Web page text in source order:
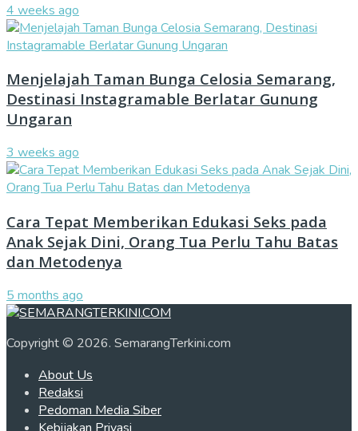
4 weeks ago
Menjelajah Taman Bunga Celosia Semarang,
Destinasi Instagramable Berlatar Gunung
Ungaran
3 weeks ago
Cara Tepat Memberikan Edukasi Seks pada
Anak Sejak Dini, Orang Tua Perlu Tahu Batas
dan Metodenya
5 months ago
Copyright © 2026. SemarangTerkini.com
About Us
Redaksi
Pedoman Media Siber